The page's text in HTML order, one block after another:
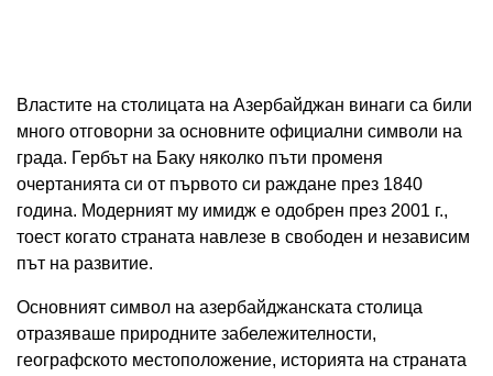
Властите на столицата на Азербайджан винаги са били
много отговорни за основните официални символи на
града. Гербът на Баку няколко пъти променя
очертанията си от първото си раждане през 1840
година. Модерният му имидж е одобрен през 2001 г.,
тоест когато страната навлезе в свободен и независим
път на развитие.
Основният символ на азербайджанската столица
отразяваше природните забележителности,
географското местоположение, историята на страната